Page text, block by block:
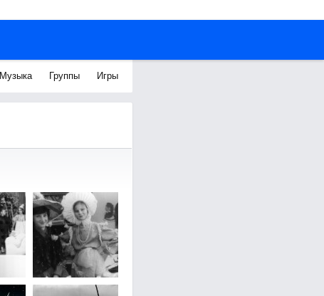
Музыка Группы Игры